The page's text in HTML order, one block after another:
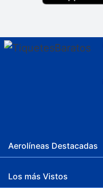
Aerolíneas Destacadas
Los más Vistos